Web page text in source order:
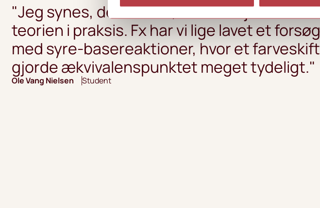
"Jeg synes, det er fedt, at vi arbejder med
teorien i praksis. Fx har vi lige lavet et forsøg
med syre-basereaktioner, hvor et farveskift
gjorde ækvivalenspunktet meget tydeligt."
Ole Vang Nielsen Student